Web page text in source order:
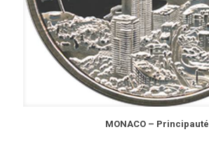
MONACO – Principauté